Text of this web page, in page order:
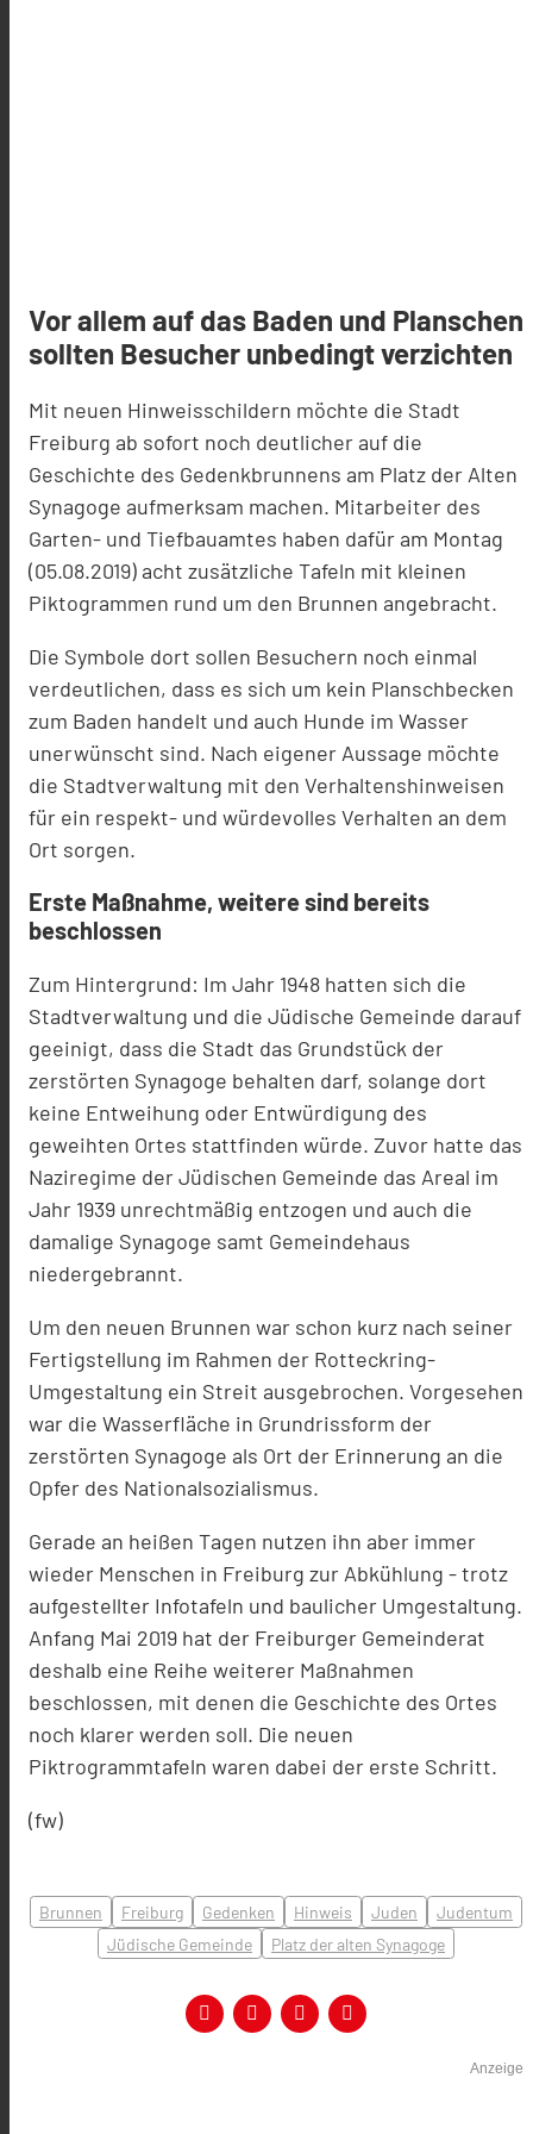
Vor allem auf das Baden und Planschen
sollten Besucher unbedingt verzichten
Mit neuen Hinweisschildern möchte die Stadt
Freiburg ab sofort noch deutlicher auf die
Geschichte des Gedenkbrunnens am Platz der Alten
Synagoge aufmerksam machen. Mitarbeiter des
Garten- und Tiefbauamtes haben dafür am Montag
(05.08.2019) acht zusätzliche Tafeln mit kleinen
Piktogrammen rund um den Brunnen angebracht.
Die Symbole dort sollen Besuchern noch einmal
verdeutlichen, dass es sich um kein Planschbecken
zum Baden handelt und auch Hunde im Wasser
unerwünscht sind. Nach eigener Aussage möchte
die Stadtverwaltung mit den Verhaltenshinweisen
für ein respekt- und würdevolles Verhalten an dem
Ort sorgen.
Erste Maßnahme, weitere sind bereits
beschlossen
Zum Hintergrund: Im Jahr 1948 hatten sich die
Stadtverwaltung und die Jüdische Gemeinde darauf
geeinigt, dass die Stadt das Grundstück der
zerstörten Synagoge behalten darf, solange dort
keine Entweihung oder Entwürdigung des
geweihten Ortes stattfinden würde. Zuvor hatte das
Naziregime der Jüdischen Gemeinde das Areal im
Jahr 1939 unrechtmäßig entzogen und auch die
damalige Synagoge samt Gemeindehaus
niedergebrannt.
Um den neuen Brunnen war schon kurz nach seiner
Fertigstellung im Rahmen der Rotteckring-
Umgestaltung ein Streit ausgebrochen. Vorgesehen
war die Wasserfläche in Grundrissform der
zerstörten Synagoge als Ort der Erinnerung an die
Opfer des Nationalsozialismus.
Gerade an heißen Tagen nutzen ihn aber immer
wieder Menschen in Freiburg zur Abkühlung - trotz
aufgestellter Infotafeln und baulicher Umgestaltung.
Anfang Mai 2019 hat der Freiburger Gemeinderat
deshalb eine Reihe weiterer Maßnahmen
beschlossen, mit denen die Geschichte des Ortes
noch klarer werden soll. Die neuen
Piktrogrammtafeln waren dabei der erste Schritt.
(fw)
Brunnen Freiburg Gedenken Hinweis Juden
Judentum
Jüdische Gemeinde
Platz der alten Synagoge
Anzeige